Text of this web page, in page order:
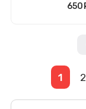
650
1 2